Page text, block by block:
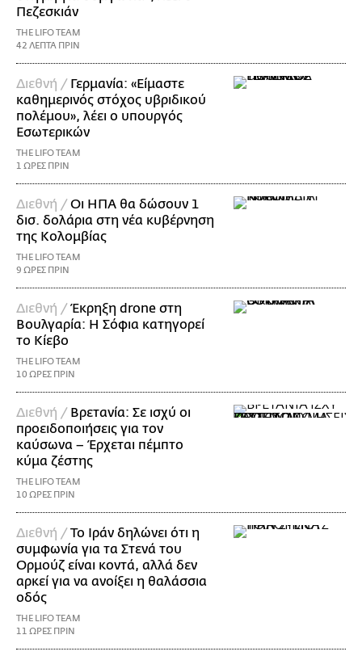
Πεζεσκιάν
THE LIFO TEAM
42 ΛΕΠΤΑ ΠΡΙΝ
Διεθνή / Γερμανία: «Είμαστε
καθημερινός στόχος υβριδικού
πολέμου», λέει ο υπουργός
Εσωτερικών
THE LIFO TEAM
1 ΩΡΕΣ ΠΡΙΝ
Διεθνή /Οι ΗΠΑ θα δώσουν 1
δισ. δολάρια στη νέα κυβέρνηση
της Κολομβίας
THE LIFO TEAM
9 ΩΡΕΣ ΠΡΙΝ
Διεθνή /Έκρηξη drone στη
Βουλγαρία: Η Σόφια κατηγορεί
το Κίεβο
THE LIFO TEAM
10 ΩΡΕΣ ΠΡΙΝ
Διεθνή / Βρετανία: Σε ισχύ οι
προειδοποιήσεις για τον
καύσωνα – Έρχεται πέμπτο
κύμα ζέστης
THE LIFO TEAM
10 ΩΡΕΣ ΠΡΙΝ
Διεθνή /Το Ιράν δηλώνει ότι η
συμφωνία για τα Στενά του
Ορμούζ είναι κοντά, αλλά δεν
αρκεί για να ανοίξει η θαλάσσια
οδός
THE LIFO TEAM
11 ΩΡΕΣ ΠΡΙΝ